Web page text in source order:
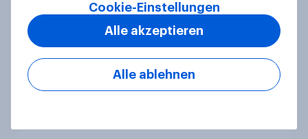
Vorsprung aus +++ CDU/CSU und
SPD historisch niedrig +++
Bürgerinnen und Bürger wünschen
sich Fußball-WM ohne Politik
Artikel
Cookie-Einstellungen
Alle ablehnen
Alle akzeptieren